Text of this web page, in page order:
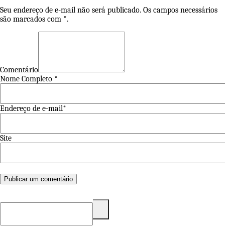
Seu endereço de e-mail não será publicado. Os campos necessários
são marcados com *.
Comentário
Nome Completo *
Endereço de e-mail*
Site
Pesquisar